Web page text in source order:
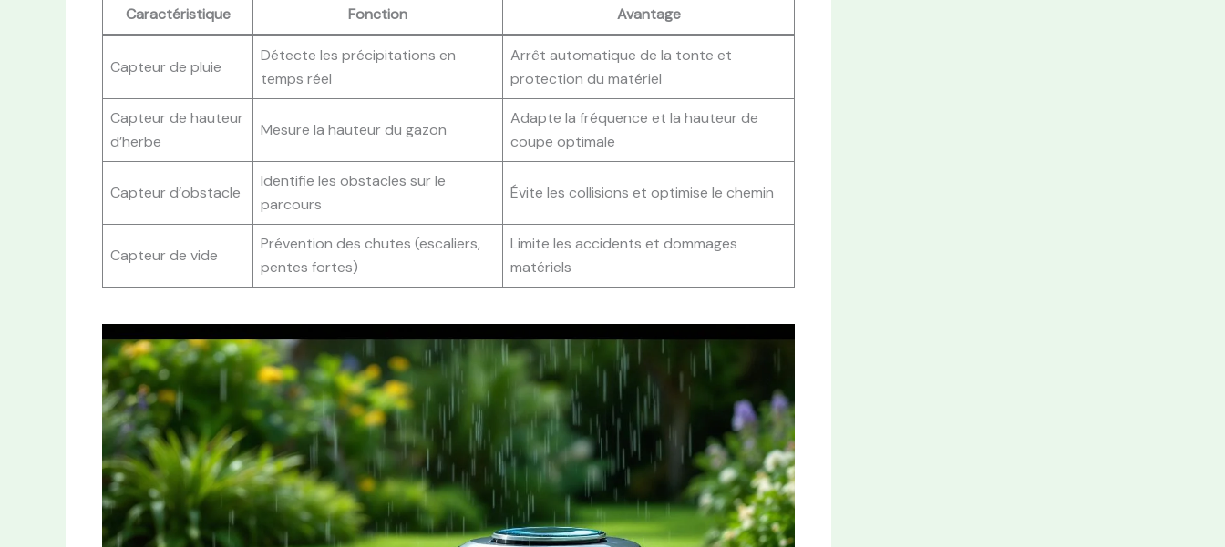
Caractéristique Fonction Avantage
Capteur de pluie
Détecte les précipitations en
temps réel
Arrêt automatique de la tonte et
protection du matériel
Capteur de hauteur
d’herbe
Mesure la hauteur du gazon
Adapte la fréquence et la hauteur de
coupe optimale
Capteur d’obstacle
Identifie les obstacles sur le
parcours
Évite les collisions et optimise le chemin
Capteur de vide
Prévention des chutes (escaliers,
pentes fortes)
Limite les accidents et dommages
matériels